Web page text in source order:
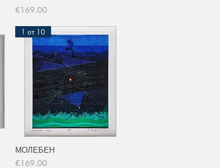
Price
€169.00
Quick View
1 от 10
МОЛЕБЕН
Price
€169.00